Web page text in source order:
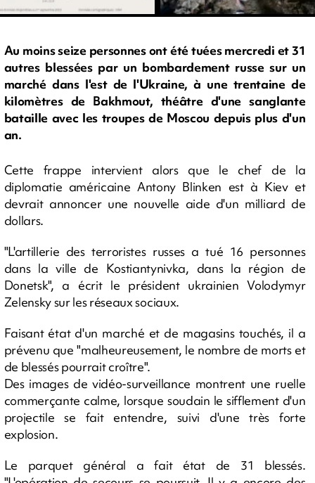
Au moins seize personnes ont été tuées mercredi et 31
autres blessées par un bombardement russe sur un
marché dans l'est de l'Ukraine, à une trentaine de
kilomètres de Bakhmout, théâtre d'une sanglante
bataille avec les troupes de Moscou depuis plus d'un
an.
Cette frappe intervient alors que le chef de la
diplomatie américaine Antony Blinken est à Kiev et
devrait annoncer une nouvelle aide d'un milliard de
dollars.
"L'artillerie des terroristes russes a tué 16 personnes
dans la ville de Kostiantynivka, dans la région de
Donetsk", a écrit le président ukrainien Volodymyr
Zelensky sur les réseaux sociaux.
Faisant état d'un marché et de magasins touchés, il a
prévenu que "malheureusement, le nombre de morts et
de blessés pourrait croître".
Des images de vidéo-surveillance montrent une ruelle
commerçante calme, lorsque soudain le sifflement d'un
projectile se fait entendre, suivi d'une très forte
explosion.
Le parquet général a fait état de 31 blessés.